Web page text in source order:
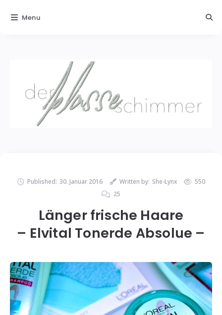
Published: 30. Januar 2016 Written by: She-Lynx
550
25
Länger frische Haare
– Elvital Tonerde Absolue –
Menu